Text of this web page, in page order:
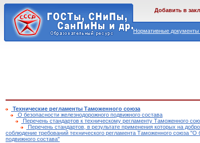
Нормативные документы
Добавить в
Технические регламенты Таможенного союза
О безопасности железнодорожного подвижного состава
Перечень стандартов к техническому регламенту Таможенного
Перечень стандартов, в результате применения которых на
соблюдение требований технического регламента Таможенного союза "О
подвижного состава"